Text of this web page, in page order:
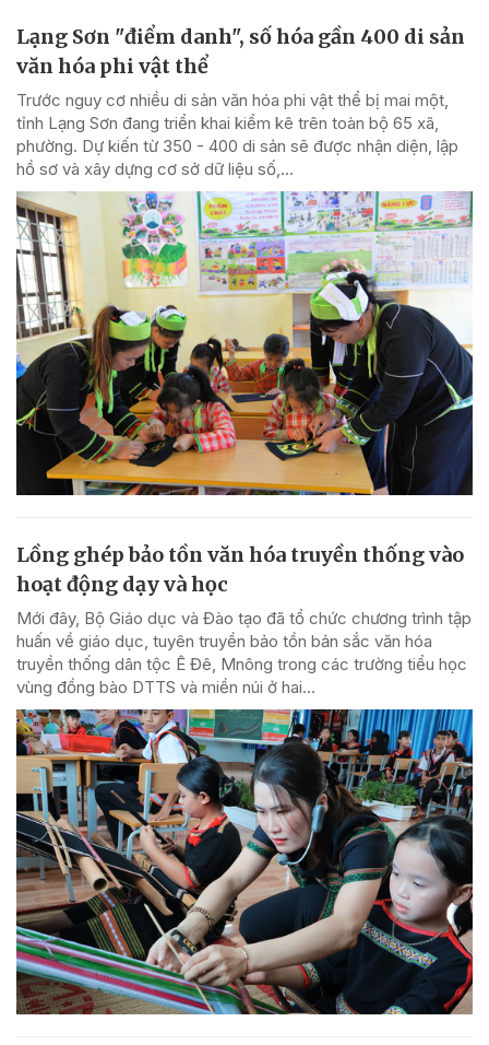
Lạng Sơn "điểm danh", số hóa gần 400 di sản
văn hóa phi vật thể
Trước nguy cơ nhiều di sản văn hóa phi vật thể bị mai một,
tỉnh Lạng Sơn đang triển khai kiểm kê trên toàn bộ 65 xã,
phường. Dự kiến từ 350 - 400 di sản sẽ được nhận diện, lập
hồ sơ và xây dựng cơ sở dữ liệu số,...
Lồng ghép bảo tồn văn hóa truyền thống vào
hoạt động dạy và học
Mới đây, Bộ Giáo dục và Đào tạo đã tổ chức chương trình tập
huấn về giáo dục, tuyên truyền bảo tồn bản sắc văn hóa
truyền thống dân tộc Ê Đê, Mnông trong các trường tiểu học
vùng đồng bào DTTS và miền núi ở hai...